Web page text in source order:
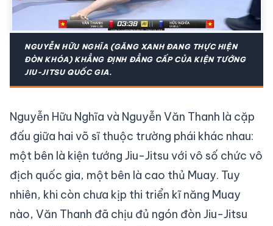
NGUYỄN HỮU NGHĨA (GĂNG XANH ĐANG THỰC HIỆN
ĐÒN KHÓA) KHẲNG ĐỊNH ĐẲNG CẤP CỦA KIỆN TƯỚNG
JIU-JITSU QUỐC GIA.
Nguyễn Hữu Nghĩa và Nguyễn Văn Thanh là cặp
đấu giữa hai võ sĩ thuộc trường phái khác nhau:
một bên là kiện tướng Jiu-Jitsu với vô số chức vô
địch quốc gia, một bên là cao thủ Muay. Tuy
nhiên, khi còn chưa kịp thi triển kĩ năng Muay
nào, Văn Thanh đã chịu đủ ngón đòn Jiu-Jitsu